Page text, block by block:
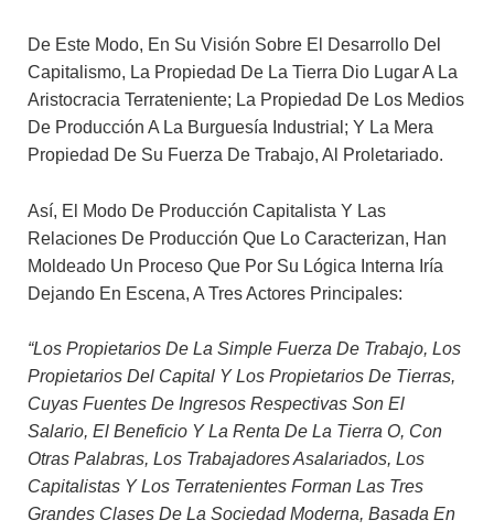
De Este Modo, En Su Visión Sobre El Desarrollo Del
Capitalismo, La Propiedad De La Tierra Dio Lugar A La
Aristocracia Terrateniente; La Propiedad De Los Medios
De Producción A La Burguesía Industrial; Y La Mera
Propiedad De Su Fuerza De Trabajo, Al Proletariado.
Así, El Modo De Producción Capitalista Y Las
Relaciones De Producción Que Lo Caracterizan, Han
Moldeado Un Proceso Que Por Su Lógica Interna Iría
Dejando En Escena, A Tres Actores Principales:
“Los Propietarios De La Simple Fuerza De Trabajo, Los
Propietarios Del Capital Y Los Propietarios De Tierras,
Cuyas Fuentes De Ingresos Respectivas Son El
Salario, El Beneficio Y La Renta De La Tierra O, Con
Otras Palabras, Los Trabajadores Asalariados, Los
Capitalistas Y Los Terratenientes Forman Las Tres
Grandes Clases De La Sociedad Moderna, Basada En